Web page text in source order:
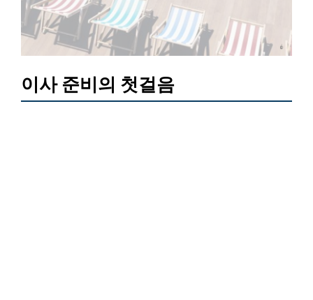
이사 준비의 첫걸음